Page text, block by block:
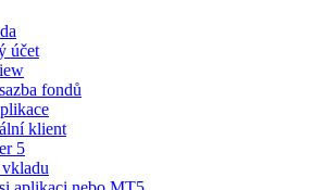
účet
fondů
klient
5